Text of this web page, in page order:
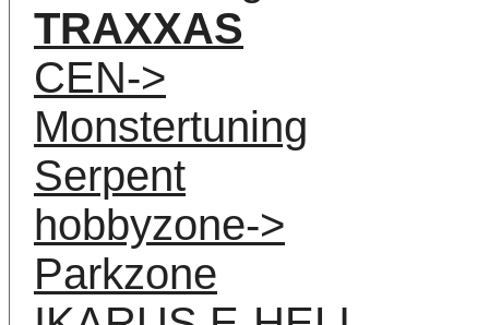
TRAXXAS
CEN->
Monstertuning
Serpent
hobbyzone->
Parkzone